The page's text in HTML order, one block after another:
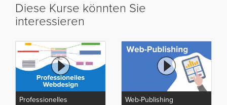
Diese Kurse könnten Sie
interessieren
Professionelles
Web-Publishing